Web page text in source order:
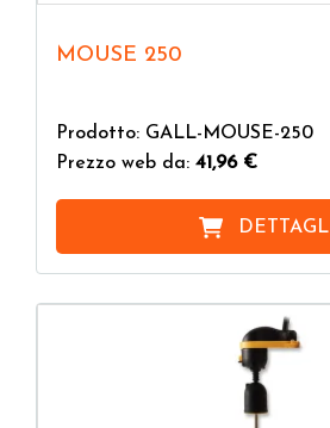
MOUSE 250
Prodotto: GALL-MOUSE-250
Prezzo web da: 41,96 €
DETTAGLI